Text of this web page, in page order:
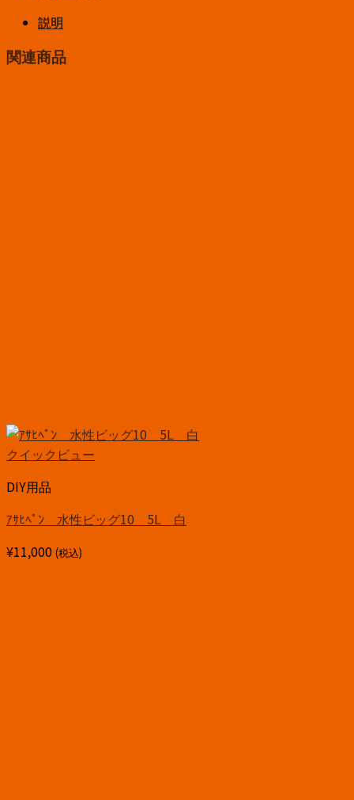
説明
関連商品
クイックビュー
DIY用品
ｱｻﾋﾍﾟﾝ 水性ビッグ10 5L 白
¥11,000 (税込)